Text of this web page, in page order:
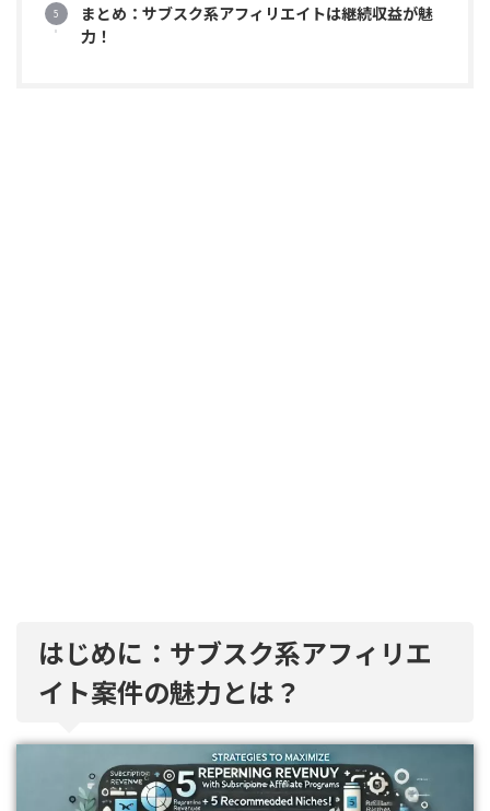
まとめ：サブスク系アフィリエイトは継続収益が魅
力！
はじめに：サブスク系アフィリエ
イト案件の魅力とは？